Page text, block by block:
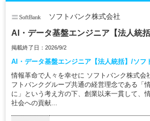
ソフトバンク株式会社
AI・データ基盤エンジニア【法人統
掲載終了日：2026/9/2
AI・データ基盤エンジニア【法人統括】/ソフ
情報革命で人々を幸せに ソフトバンク株式会
フトバンクグループ共通の経営理念である「
に」という考え方の下、創業以来一貫して、
社会への貢献...